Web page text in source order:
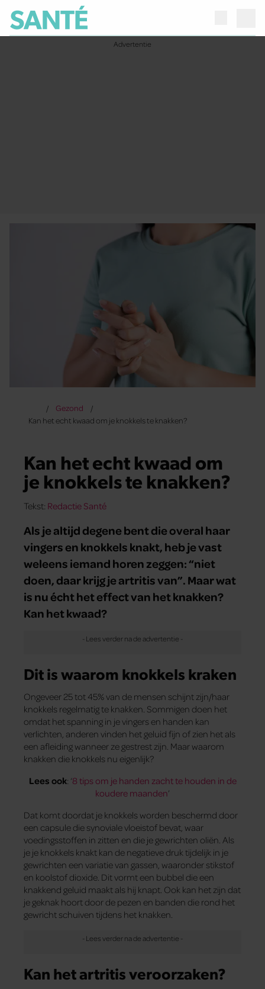
Gezond
Kan het echt kwaad om je knokkels te knakken?
Kan het echt kwaad om
je knokkels te knakken?
Tekst: Redactie Santé
Als je altijd degene bent die overal haar
vingers en knokkels knakt, heb je vast
weleens iemand horen zeggen: “niet
doen, daar krijg je artritis van”. Maar wat
is nu écht het effect van het knakken?
Kan het kwaad?
Dit is waarom knokkels kraken
Ongeveer 25 tot 45% van de mensen schijnt zijn/haar
knokkels regelmatig te knakken. Sommigen doen het
omdat het spanning in je vingers en handen kan
verlichten, anderen vinden het geluid fijn of zien het als
een afleiding wanneer ze gestrest zijn. Maar waarom
knakken die knokkels nu eigenlijk?
Lees ook: ‘8 tips om je handen zacht te houden in de
koudere maanden’
Dat komt doordat je knokkels worden beschermd door
een capsule die synoviale vloeistof bevat, waar
voedingsstoffen in zitten en die je gewrichten oliën. Als
je je knokkels knakt kan de negatieve druk tijdelijk in je
gewrichten een variatie van gassen, waaronder stikstof
en koolstof dioxide. Dit vormt een bubbel die een
knakkend geluid maakt als hij knapt. Ook kan het zijn dat
je geknak hoort door de pezen en banden die rond het
gewricht schuiven tijdens het knakken.
Kan het artritis veroorzaken?